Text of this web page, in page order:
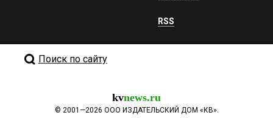
RSS
Поиск по сайту
kvnews.ru
© 2001—2026 ООО ИЗДАТЕЛЬСКИЙ ДОМ «КВ».